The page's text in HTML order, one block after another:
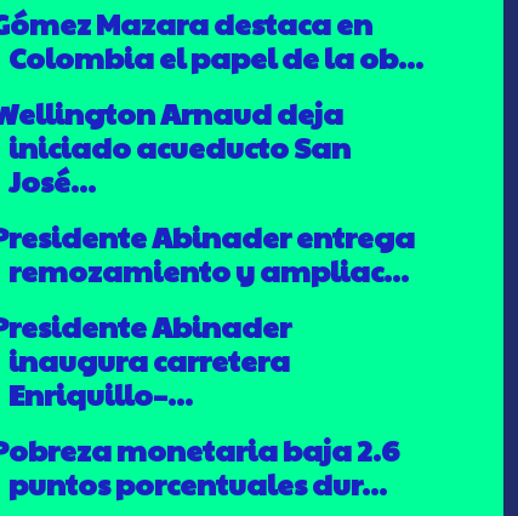
Mazara destaca en
Colombia el papel de la ob...
Arnaud deja
iniciado acueducto San
José...
Abinader entrega
remozamiento y ampliac...
Abinader
inaugura carretera
Enriquillo–...
monetaria baja 2.6
puntos porcentuales dur...